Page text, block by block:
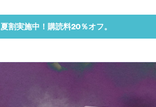
夏割実施中！購読料20％オフ。